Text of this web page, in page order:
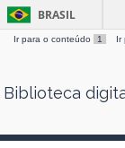
Skip
BRASIL
Ir para o conteúdo 1 Ir
Biblioteca